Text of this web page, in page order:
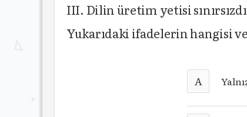
III. Dilin üretim yetisi
Yukarıdaki ifadelerin hangisi
A